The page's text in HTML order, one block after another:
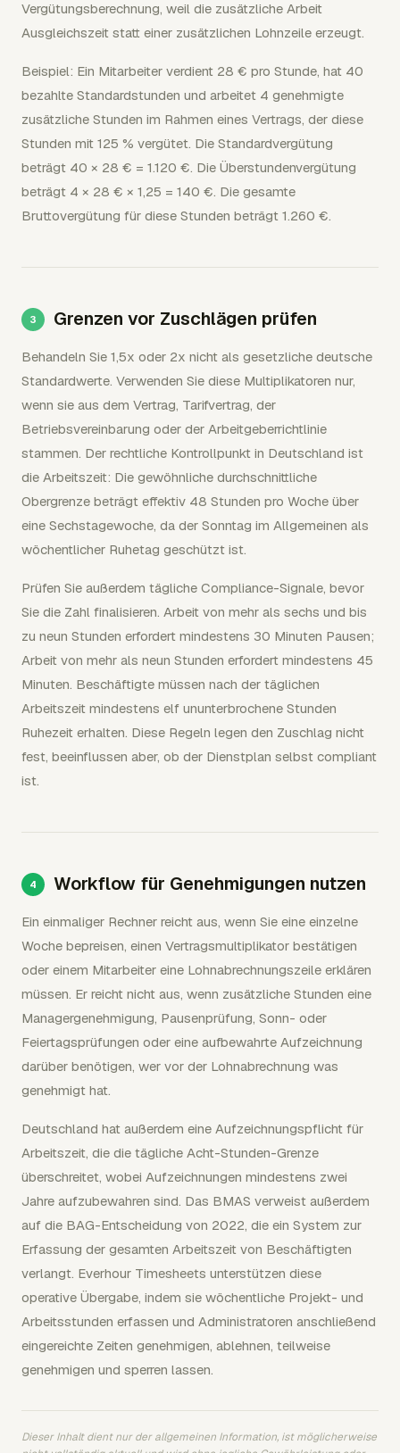
Vergütungsberechnung, weil die zusätzliche Arbeit
Ausgleichszeit statt einer zusätzlichen Lohnzeile erzeugt.
Beispiel: Ein Mitarbeiter verdient 28 € pro Stunde, hat 40
bezahlte Standardstunden und arbeitet 4 genehmigte
zusätzliche Stunden im Rahmen eines Vertrags, der diese
Stunden mit 125 % vergütet. Die Standardvergütung
beträgt 40 × 28 € = 1.120 €. Die Überstundenvergütung
beträgt 4 × 28 € × 1,25 = 140 €. Die gesamte
Bruttovergütung für diese Stunden beträgt 1.260 €.
Grenzen vor Zuschlägen prüfen
Behandeln Sie 1,5x oder 2x nicht als gesetzliche deutsche
Standardwerte. Verwenden Sie diese Multiplikatoren nur,
wenn sie aus dem Vertrag, Tarifvertrag, der
Betriebsvereinbarung oder der Arbeitgeberrichtlinie
stammen. Der rechtliche Kontrollpunkt in Deutschland ist
die Arbeitszeit: Die gewöhnliche durchschnittliche
Obergrenze beträgt effektiv 48 Stunden pro Woche über
eine Sechstagewoche, da der Sonntag im Allgemeinen als
wöchentlicher Ruhetag geschützt ist.
Prüfen Sie außerdem tägliche Compliance-Signale, bevor
Sie die Zahl finalisieren. Arbeit von mehr als sechs und bis
zu neun Stunden erfordert mindestens 30 Minuten Pausen;
Arbeit von mehr als neun Stunden erfordert mindestens 45
Minuten. Beschäftigte müssen nach der täglichen
Arbeitszeit mindestens elf ununterbrochene Stunden
Ruhezeit erhalten. Diese Regeln legen den Zuschlag nicht
fest, beeinflussen aber, ob der Dienstplan selbst compliant
ist.
Workflow für Genehmigungen nutzen
Ein einmaliger Rechner reicht aus, wenn Sie eine einzelne
Woche bepreisen, einen Vertragsmultiplikator bestätigen
oder einem Mitarbeiter eine Lohnabrechnungszeile erklären
müssen. Er reicht nicht aus, wenn zusätzliche Stunden eine
Managergenehmigung, Pausenprüfung, Sonn- oder
Feiertagsprüfungen oder eine aufbewahrte Aufzeichnung
darüber benötigen, wer vor der Lohnabrechnung was
genehmigt hat.
Deutschland hat außerdem eine Aufzeichnungspflicht für
Arbeitszeit, die die tägliche Acht-Stunden-Grenze
überschreitet, wobei Aufzeichnungen mindestens zwei
Jahre aufzubewahren sind. Das BMAS verweist außerdem
auf die BAG-Entscheidung von 2022, die ein System zur
Erfassung der gesamten Arbeitszeit von Beschäftigten
verlangt. Everhour Timesheets unterstützen diese
operative Übergabe, indem sie wöchentliche Projekt- und
Arbeitsstunden erfassen und Administratoren anschließend
eingereichte Zeiten genehmigen, ablehnen, teilweise
genehmigen und sperren lassen.
Dieser Inhalt dient nur der allgemeinen Information, ist möglicherweise